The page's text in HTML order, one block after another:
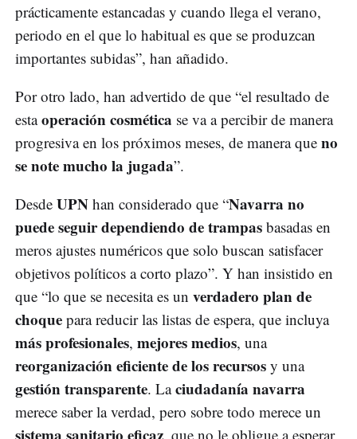
prácticamente estancadas y cuando llega el verano,
periodo en el que lo habitual es que se produzcan
importantes subidas”, han añadido.
Por otro lado, han advertido de que “el resultado de
estaoperación cosmética se va a percibir de manera
progresiva en los próximos meses, de manera que no
se note mucho la jugada”.
Desde UPN han considerado que “Navarra no
puede seguir dependiendo de trampas basadas en
meros ajustes numéricos que solo buscan satisfacer
objetivos políticos a corto plazo”. Y han insistido en
que “lo que se necesita es un verdadero plan de
choque para reducir las listas de espera, que incluya
más profesionales, mejores medios, una
reorganización eficiente de los recursos y una
gestión transparente. Laciudadanía navarra
merece saber la verdad, pero sobre todo merece un
, que no le obligue a esperar